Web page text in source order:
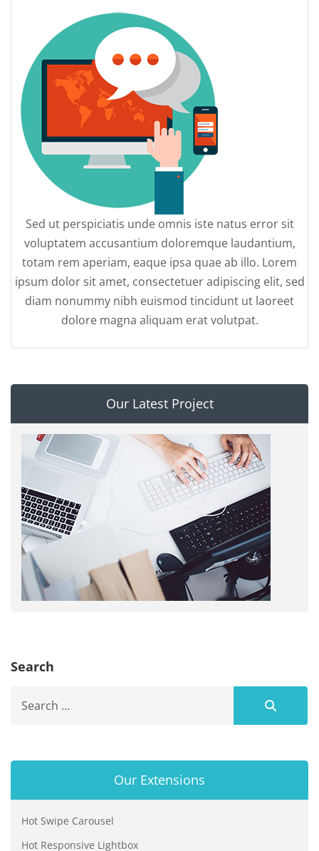
Sed ut perspiciatis unde omnis iste natus error sit
voluptatem accusantium doloremque laudantium,
totam rem aperiam, eaque ipsa quae ab illo. Lorem
ipsum dolor sit amet, consectetuer adipiscing elit, sed
diam nonummy nibh euismod tincidunt ut laoreet
dolore magna aliquam erat volutpat.
Our Latest Project
Search
Our Extensions
Hot Swipe Carousel
Hot Responsive Lightbox